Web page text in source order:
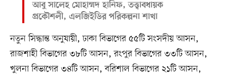
আবু সালেহ মোহাম্মদ হানিফ, তত্ত্বাবধায়ক
প্রকৌশলী, এলজিইডির পরিকল্পনা শাখা
নতুন সিদ্ধান্ত অনুযায়ী, ঢাকা বিভাগের ৫৫টি সংসদীয় আসন,
রাজশাহী বিভাগের ৩৮টি আসন, রংপুর বিভাগের ৩৩টি আসন,
খুলনা বিভাগের ৩৪টি আসন, বরিশাল বিভাগের ২১টি আসন,